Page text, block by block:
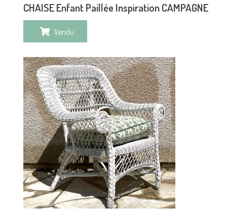
CHAISE Enfant Paillée Inspiration CAMPAGNE
Vendu